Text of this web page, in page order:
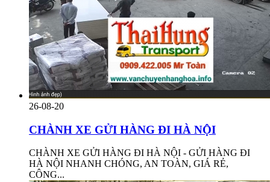
26-08-20
CHÀNH XE GỬI HÀNG ĐI HÀ NỘI
CHÀNH XE GỬI HÀNG ĐI HÀ NỘI - GỬI HÀNG ĐI
HÀ NỘI NHANH CHÓNG, AN TOÀN, GIÁ RẺ,
CÔNG...